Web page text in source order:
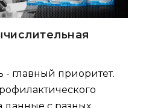
- главный приоритет.